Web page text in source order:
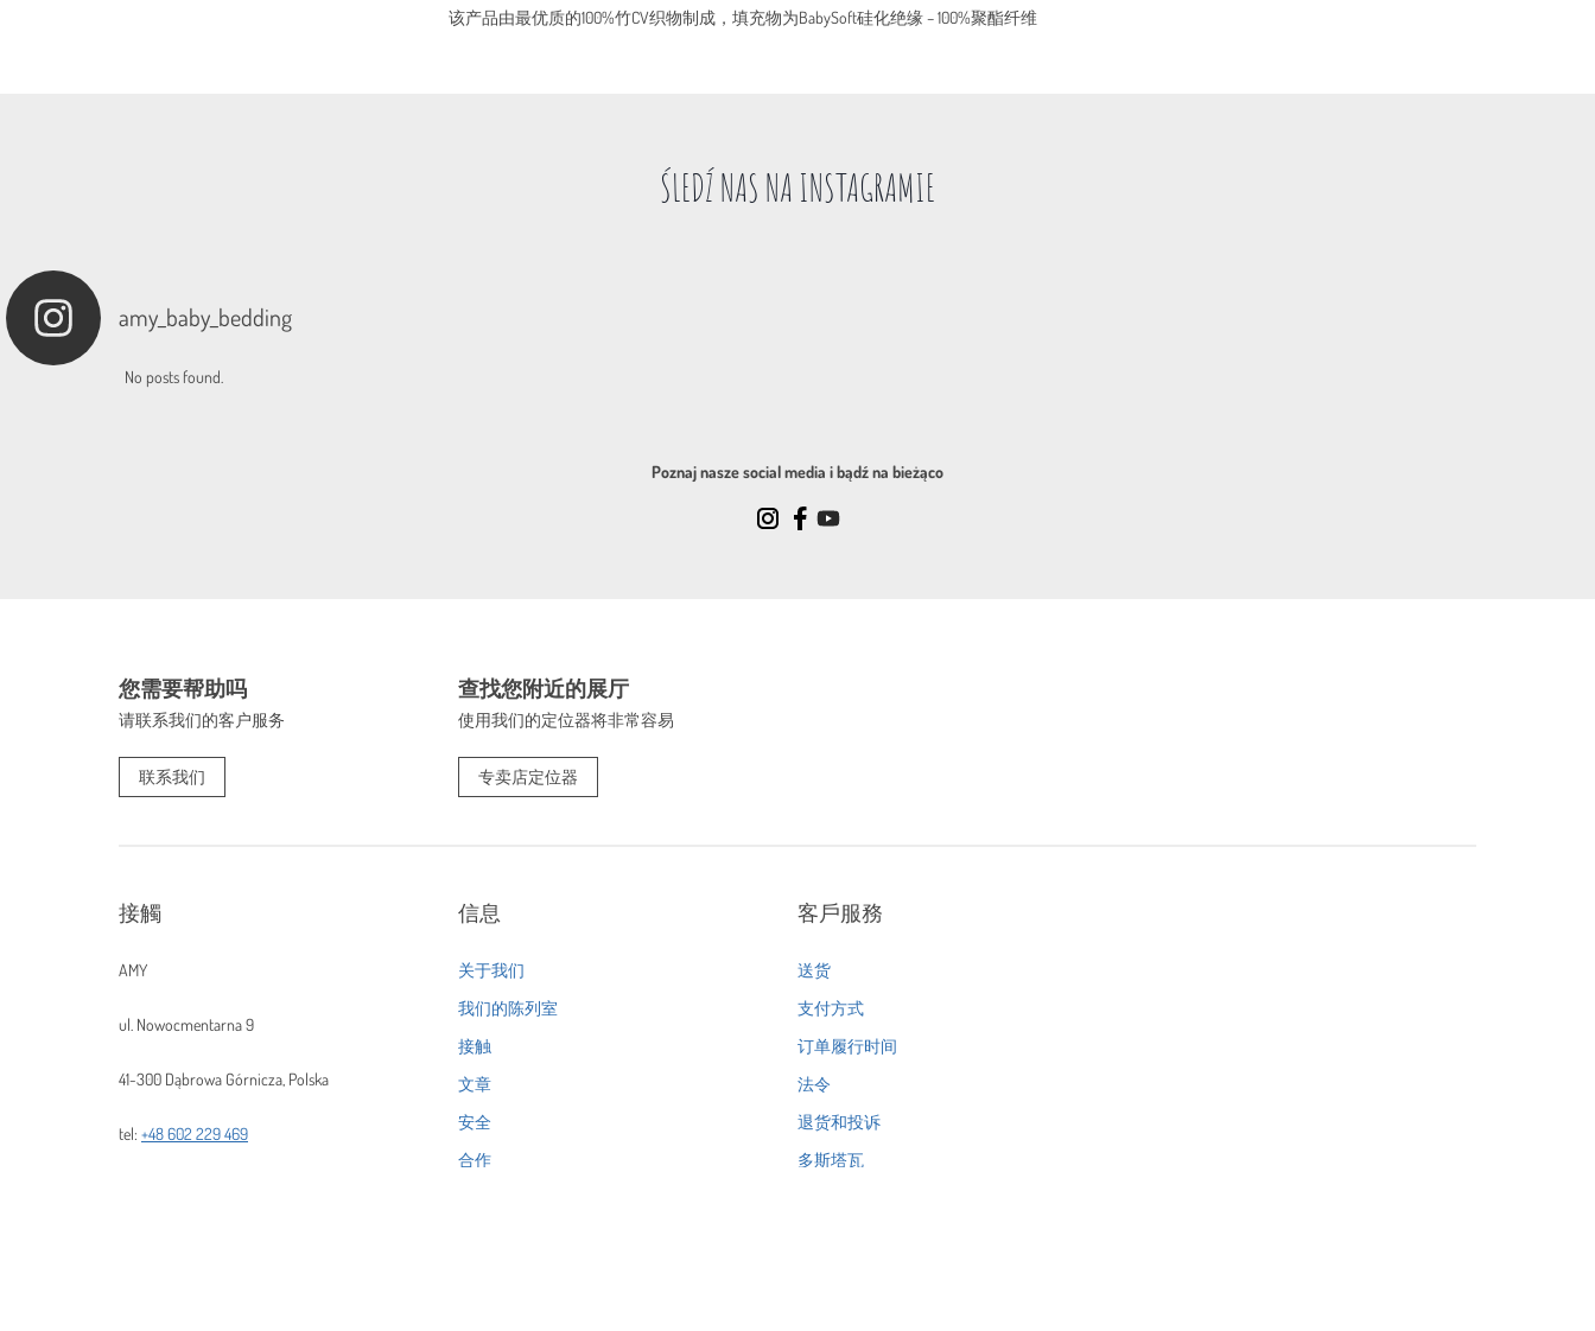
该产品由最优质的100%竹CV织物制成，填充物为BabySoft硅化绝缘 – 100%聚酯纤维
ŚLEDŹ NAS NA INSTAGRAMIE
amy_baby_bedding
No posts found.
Poznaj nasze social media i bądź na bieżąco
您需要帮助吗
请联系我们的客户服务
联系我们
查找您附近的展厅
使用我们的定位器将非常容易
专卖店定位器
接觸
AMY
ul. Nowocmentarna 9
41-300 Dąbrowa Górnicza, Polska
tel: +48 602 229 469
信息
关于我们
我们的陈列室
接触
文章
安全
合作
客戶服務
送货
支付方式
订单履行时间
法令
退货和投诉
多斯塔瓦